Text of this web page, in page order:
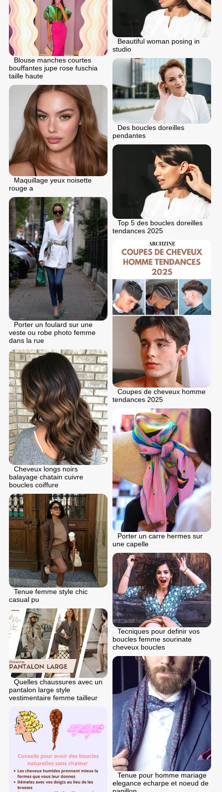
Beautiful woman posing in
studio
Blouse manches courtes
bouffantes jupe rose fuschia
taille haute
Des boucles doreilles
pendantes
Maquillage yeux noisette
rouge a
Top 5 des boucles doreilles
tendances 2025
Porter un foulard sur une
veste ou robe photo femme
dans la rue
Coupes de cheveux homme
tendances 2025
Cheveux longs noirs
balayage chatain cuivre
boucles coiffure
Porter un carre hermes sur
une capelle
Tenue femme style chic
casual pu
Tecniques pour definir vos
boucles femme sourinate
cheveux boucles
Quelles chaussures avec un
pantalon large style
vestimentaire femme tailleur
Tenue pour homme mariage
elegance echarpe et noeud de